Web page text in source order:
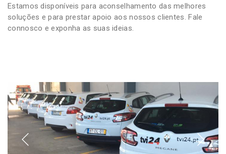
Estamos disponíveis para aconselhamento das melhores
soluções e para prestar apoio aos nossos clientes. Fale
connosco e exponha as suas ideias.